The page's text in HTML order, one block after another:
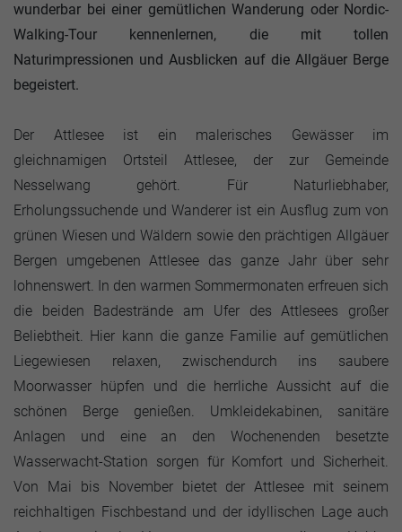
wunderbar bei einer gemütlichen Wanderung oder Nordic-
Walking-Tour kennenlernen, die mit tollen
Naturimpressionen und Ausblicken auf die Allgäuer Berge
begeistert.
Der Attlesee ist ein malerisches Gewässer im
gleichnamigen Ortsteil Attlesee, der zur Gemeinde
Nesselwang gehört. Für Naturliebhaber,
Erholungssuchende und Wanderer ist ein Ausflug zum von
grünen Wiesen und Wäldern sowie den prächtigen Allgäuer
Bergen umgebenen Attlesee das ganze Jahr über sehr
lohnenswert. In den warmen Sommermonaten erfreuen sich
die beiden Badestrände am Ufer des Attlesees großer
Beliebtheit. Hier kann die ganze Familie auf gemütlichen
Liegewiesen relaxen, zwischendurch ins saubere
Moorwasser hüpfen und die herrliche Aussicht auf die
schönen Berge genießen. Umkleidekabinen, sanitäre
Anlagen und eine an den Wochenenden besetzte
Wasserwacht-Station sorgen für Komfort und Sicherheit.
Von Mai bis November bietet der Attlesee mit seinem
reichhaltigen Fischbestand und der idyllischen Lage auch